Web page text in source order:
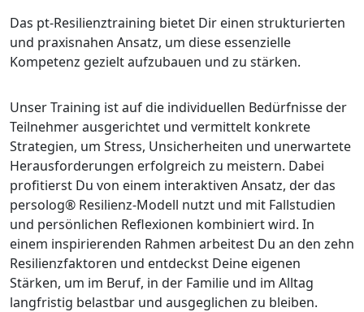
Das pt-Resilienztraining bietet Dir einen strukturierten
und praxisnahen Ansatz, um diese essenzielle
Kompetenz gezielt aufzubauen und zu stärken.
Unser Training ist auf die individuellen Bedürfnisse der
Teilnehmer ausgerichtet und vermittelt konkrete
Strategien, um Stress, Unsicherheiten und unerwartete
Herausforderungen erfolgreich zu meistern. Dabei
profitierst Du von einem interaktiven Ansatz, der das
persolog® Resilienz-Modell nutzt und mit Fallstudien
und persönlichen Reflexionen kombiniert wird. In
einem inspirierenden Rahmen arbeitest Du an den zehn
Resilienzfaktoren und entdeckst Deine eigenen
Stärken, um im Beruf, in der Familie und im Alltag
langfristig belastbar und ausgeglichen zu bleiben.